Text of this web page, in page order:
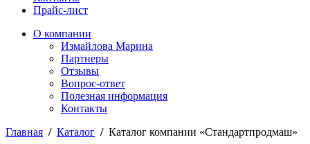
Прайс-лист
О компании
Измайлова Марина
Партнеры
Отзывы
Вопрос-ответ
Полезная информация
Контакты
Главная / Каталог / Каталог компании «Стандартпродмаш»